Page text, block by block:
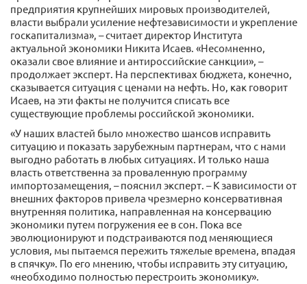
предприятия крупнейших мировых производителей,
власти выбрали усиление нефтезависимости и укрепление
госкапитализма», – считает директор Института
актуальной экономики Никита Исаев. «Несомненно,
оказали свое влияние и антироссийские санкции», –
продолжает эксперт. На перспективах бюджета, конечно,
сказывается ситуация с ценами на нефть. Но, как говорит
Исаев, на эти факты не получится списать все
существующие проблемы российской экономики.
«У наших властей было множество шансов исправить
ситуацию и показать зарубежным партнерам, что с нами
выгодно работать в любых ситуациях. И только наша
власть ответственна за проваленную программу
импортозамещения, – пояснил эксперт. – К зависимости от
внешних факторов привела чрезмерно консервативная
внутренняя политика, направленная на консервацию
экономики путем погружения ее в сон. Пока все
эволюционируют и подстраиваются под меняющиеся
условия, мы пытаемся пережить тяжелые времена, впадая
в спячку». По его мнению, чтобы исправить эту ситуацию,
«необходимо полностью перестроить экономику».